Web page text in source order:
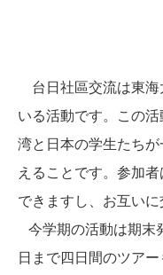
台日社區交流は東海
いる活動です。この
湾と日本の学生たち
えることです。参加
できますし、お互いに
今学期の活動は期末
日まで四日間のツア